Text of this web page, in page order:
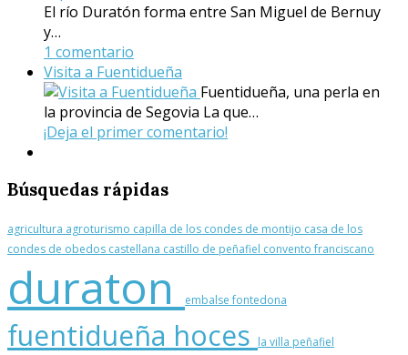
El río Duratón forma entre San Miguel de Bernuy
y…
1 comentario
Visita a Fuentidueña
Fuentidueña, una perla en
la provincia de Segovia La que…
¡Deja el primer comentario!
Búsquedas rápidas
agricultura agroturismo capilla de los condes de montijo casa de los
condes de obedos castellana castillo de peñafiel convento franciscano
duraton embalsefontedona
fuentidueña hoces la villa peñafiel